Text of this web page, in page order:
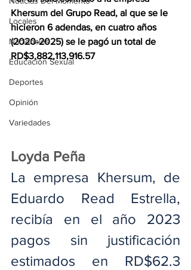
Locales
Nacionales
Educación Sexual
Deportes
Opinión
Variedades
Khersum del Grupo Read, al que se le
hicieron 6 adendas, en cuatro años
(2020-2025) se le pagó un total de
RD$3,882,113,916.57
Loyda Peña
La empresa Khersum, de
Eduardo Read Estrella,
recibía en el año 2023
pagos sin justificación
estimados en RD$62.3